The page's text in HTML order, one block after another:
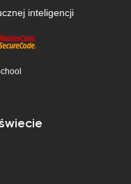
inteligencji